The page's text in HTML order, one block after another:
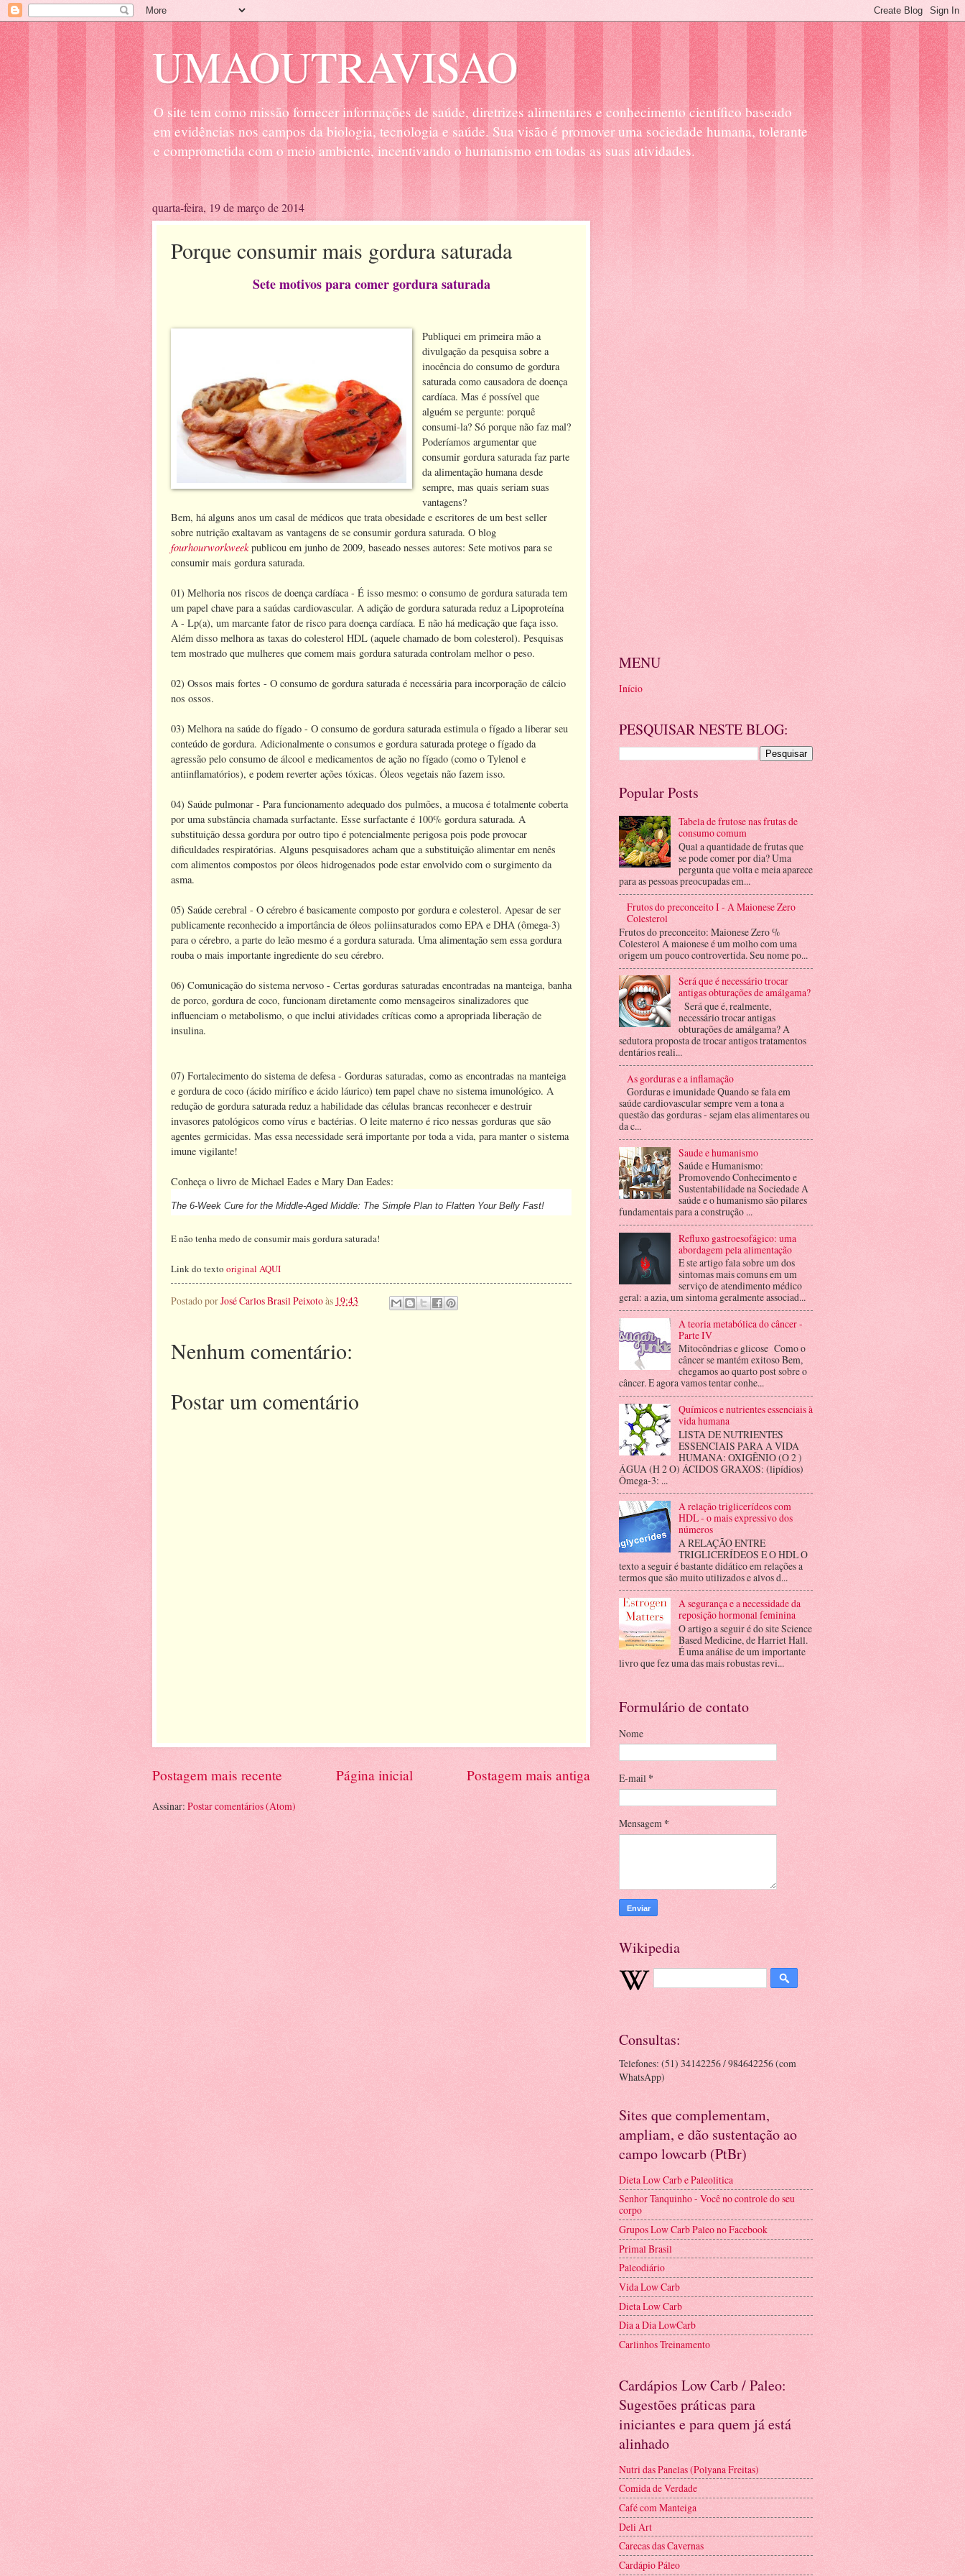
UMAOUTRAVISAO
O site tem como missão fornecer informações de saúde, diretrizes alimentares e conhecimento científico baseado
em evidências nos campos da biologia, tecnologia e saúde. Sua visão é promover uma sociedade humana, tolerante
e comprometida com o meio ambiente, incentivando o humanismo em todas as suas atividades.
quarta-feira, 19 de março de 2014
Porque consumir mais gordura saturada
Sete motivos para comer gordura saturada
Publiquei em primeira mão a
divulgação da pesquisa sobre a
inocência do consumo de gordura
saturada como causadora de doença
cardíaca. Mas é possível que
alguém se pergunte: porquê
consumi-la? Só porque não faz mal?
Poderíamos argumentar que
consumir gordura saturada faz parte
da alimentação humana desde
sempre, mas quais seriam suas
vantagens?
Bem, há alguns anos um casal de médicos que trata obesidade e escritores de um best seller
sobre nutrição exaltavam as vantagens de se consumir gordura saturada. O blog
fourhourworkweekpublicou em junho de 2009, baseado nesses autores: Sete motivos para se
consumir mais gordura saturada.
01) Melhoria nos riscos de doença cardíaca - É isso mesmo: o consumo de gordura saturada tem
um papel chave para a saúdas cardiovascular. A adição de gordura saturada reduz a Lipoproteína
A - Lp(a), um marcante fator de risco para doença cardíaca. E não há medicação que faça isso.
Além disso melhora as taxas do colesterol HDL (aquele chamado de bom colesterol). Pesquisas
tem mostrado que mulheres que comem mais gordura saturada controlam melhor o peso.
02) Ossos mais fortes - O consumo de gordura saturada é necessária para incorporação de cálcio
nos ossos.
03) Melhora na saúde do fígado - O consumo de gordura saturada estimula o fígado a liberar seu
conteúdo de gordura. Adicionalmente o consumos e gordura saturada protege o fígado da
agressão pelo consumo de álcool e medicamentos de ação no fígado (como o Tylenol e
antiinflamatórios), e podem reverter ações tóxicas. Óleos vegetais não fazem isso.
04) Saúde pulmonar - Para funcionamento adequado dos pulmões, a mucosa é totalmente coberta
por uma substância chamada surfactante. Esse surfactante é 100% gordura saturada. A
substituição dessa gordura por outro tipo é potencialmente perigosa pois pode provocar
dificuldades respiratórias. Alguns pesquisadores acham que a substituição alimentar em nenês
com alimentos compostos por óleos hidrogenados pode estar envolvido com o surgimento da
asma.
05) Saúde cerebral - O cérebro é basicamente composto por gordura e colesterol. Apesar de ser
publicamente reconhecido a importância de óleos poliinsaturados como EPA e DHA (ômega-3)
para o cérebro, a parte do leão mesmo é a gordura saturada. Uma alimentação sem essa gordura
rouba o mais importante ingrediente do seu cérebro.
06) Comunicação do sistema nervoso - Certas gorduras saturadas encontradas na manteiga, banha
de porco, gordura de coco, funcionam diretamente como mensageiros sinalizadores que
influenciam o metabolismo, o que inclui atividades críticas como a apropriada liberação de
insulina.
07) Fortalecimento do sistema de defesa - Gorduras saturadas, como as encontradas na manteiga
e gordura de coco (ácido mirífico e ácido láurico) tem papel chave no sistema imunológico. A
redução de gordura saturada reduz a habilidade das células brancas reconhecer e destruir
invasores patológicos como vírus e bactérias. O leite materno é rico nessas gorduras que são
agentes germicidas. Mas essa necessidade será importante por toda a vida, para manter o sistema
imune vigilante!
Conheça o livro de Michael Eades e Mary Dan Eades:
The 6-Week Cure for the Middle-Aged Middle: The Simple Plan to Flatten Your Belly Fast!
E não tenha medo de consumir mais gordura saturada!
Link do texto original AQUI
Postado porJosé Carlos Brasil Peixotoàs 19:43
Nenhum comentário:
Postar um comentário
Postagem mais recente Postagem mais antiga
Página inicial
Assinar: Postar comentários (Atom)
MENU
Início
PESQUISAR NESTE BLOG:
Popular Posts
Tabela de frutose nas frutas de
consumo comum
Qual a quantidade de frutas que
se pode comer por dia? Uma
pergunta que volta e meia aparece
para as pessoas preocupadas em...
Frutos do preconceito I - A Maionese Zero
Colesterol
Frutos do preconceito: Maionese Zero %
Colesterol A maionese é um molho com uma
origem um pouco controvertida. Seu nome po...
Será que é necessário trocar
antigas obturações de amálgama?
Será que é, realmente,
necessário trocar antigas
obturações de amálgama? A
sedutora proposta de trocar antigos tratamentos
dentários reali...
As gorduras e a inflamação
Gorduras e imunidade Quando se fala em
saúde cardiovascular sempre vem a tona a
questão das gorduras - sejam elas alimentares ou
da c...
Saude e humanismo
Saúde e Humanismo:
Promovendo Conhecimento e
Sustentabilidade na Sociedade A
saúde e o humanismo são pilares
fundamentais para a construção ...
Refluxo gastroesofágico: uma
abordagem pela alimentação
E ste artigo fala sobre um dos
sintomas mais comuns em um
serviço de atendimento médico
geral: a azia, um sintoma geralmente associad...
A teoria metabólica do câncer -
Parte IV
Mitocôndrias e glicose Como o
câncer se mantém exitoso Bem,
chegamos ao quarto post sobre o
câncer. E agora vamos tentar conhe...
Químicos e nutrientes essenciais à
vida humana
LISTA DE NUTRIENTES
ESSENCIAIS PARA A VIDA
HUMANA: OXIGÊNIO (O 2 )
ÁGUA (H 2 O) ÁCIDOS GRAXOS: (lipídios)
Ômega-3: ...
A relação triglicerídeos com
HDL - o mais expressivo dos
números
A RELAÇÃO ENTRE
TRIGLICERÍDEOS E O HDL O
texto a seguir é bastante didático em relações a
termos que são muito utilizados e alvos d...
A segurança e a necessidade da
reposição hormonal feminina
O artigo a seguir é do site Science
Based Medicine, de Harriet Hall.
É uma análise de um importante
livro que fez uma das mais robustas revi...
Formulário de contato
Nome
E-mail *
Mensagem *
Wikipedia
Consultas:
Telefones: (51) 34142256 / 984642256 (com
WhatsApp)
Sites que complementam,
ampliam, e dão sustentação ao
campo lowcarb (PtBr)
Dieta Low Carb e Paleolitica
Senhor Tanquinho - Você no controle do seu
corpo
Grupos Low Carb Paleo no Facebook
Primal Brasil
Paleodiário
Vida Low Carb
Dieta Low Carb
Dia a Dia LowCarb
Carlinhos Treinamento
Cardápios Low Carb / Paleo:
Sugestões práticas para
iniciantes e para quem já está
alinhado
Nutri das Panelas (Polyana Freitas)
Comida de Verdade
Café com Manteiga
Deli Art
Carecas das Cavernas
Cardápio Páleo